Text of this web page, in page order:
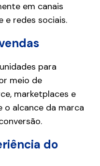
em canais
redes sociais.
para
meio de
marketplaces e
o alcance da marca
do